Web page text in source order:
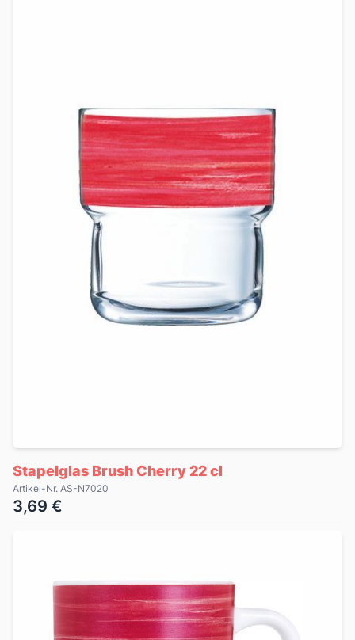
Stapelglas Brush Cherry 22 cl
Artikel-Nr. AS-N7020
3,69 €